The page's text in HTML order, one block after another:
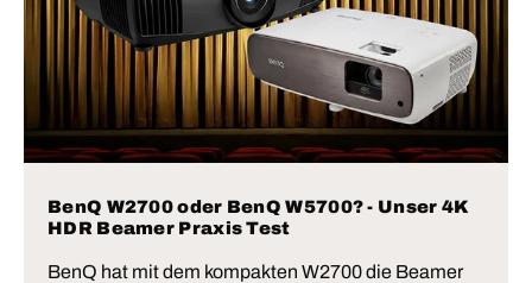
BenQ W2700 oder BenQ W5700? - Unser 4K
HDR Beamer Praxis Test
BenQ hat mit dem kompakten W2700 die Beamer